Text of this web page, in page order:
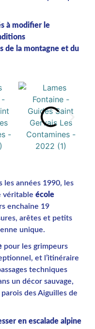
à modifier le
de la montagne et du
les années 1990, les
véritable école
enchaîne 19
arêtes et petits
unique.
pour les grimpeurs
et l’itinéraire
techniques
un décor sauvage,
des Aiguilles de
en escalade alpine